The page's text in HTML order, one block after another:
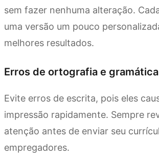
sem fazer nenhuma alteração.
uma versão um pouco
melhores resultados.
Erros de ortografia e gramática
Evite erros de escrita, pois eles
impressão rapidamente. Sempre
atenção antes de enviar seu
empregadores.